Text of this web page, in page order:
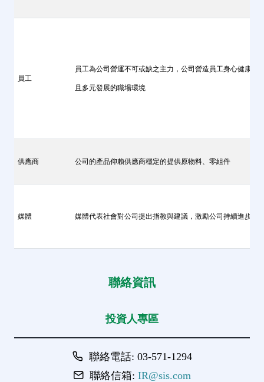
員工
員工為公司營運不可或缺之主力，公司營造員工身心健康
且多元發展的職場環境
供應商 公司的產品仰賴供應商穩定的提供原物料、零組件
媒體 媒體代表社會對公司提出指教與建議，激勵公司持續進步
聯絡資訊
投資人專區
聯絡電話: 03-571-1294
聯絡信箱: IR@sis.com